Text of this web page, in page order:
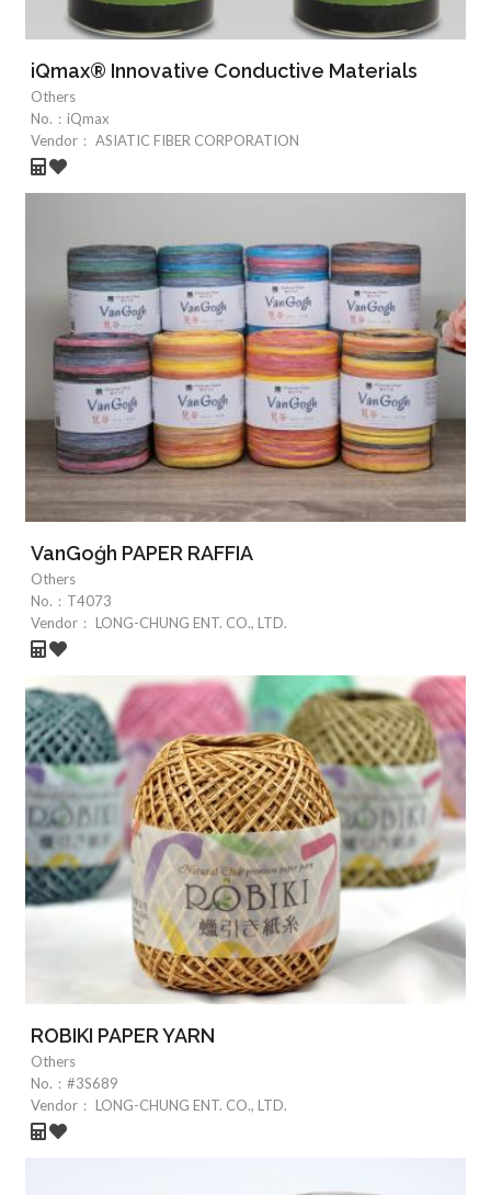
iQmax® Innovative Conductive Materials
Others
No.： iQmax
Vendor： ASIATIC FIBER CORPORATION
VanGoǵh PAPER RAFFIA
Others
No.： T4073
Vendor：
LONG-CHUNG ENT. CO., LTD.
ROBIKI PAPER YARN
Others
No.： #3S689
Vendor：
LONG-CHUNG ENT. CO., LTD.